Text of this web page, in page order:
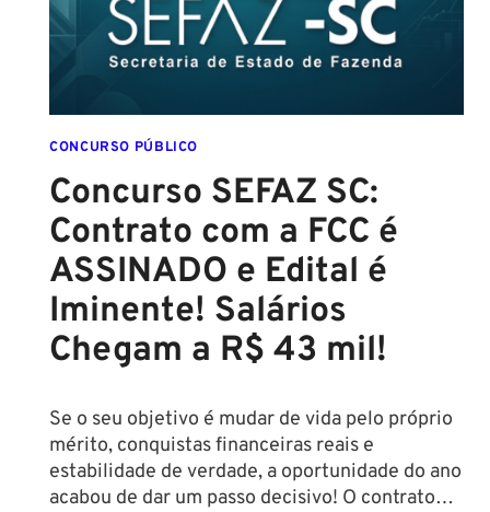
SETEMBRO!
CONCURSO PÚBLICO
Concurso SEFAZ SC:
Contrato com a FCC é
ASSINADO e Edital é
Iminente! Salários
Chegam a R$ 43 mil!
Se o seu objetivo é mudar de vida pelo próprio
mérito, conquistas financeiras reais e
estabilidade de verdade, a oportunidade do ano
acabou de dar um passo decisivo! O contrato…